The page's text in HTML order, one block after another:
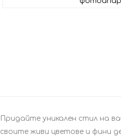
Придайте уникален стил на
своите живи цветове и фини